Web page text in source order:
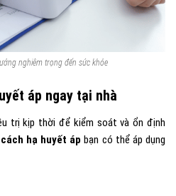
nghiêm trọng đến sức khỏe
áp ngay tại nhà
trị kịp thời để kiểm soát và ổn định
cách hạ huyết áp bạn có thể áp dụng